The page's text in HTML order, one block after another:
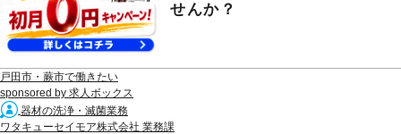
せんか？
戸田市・蕨市で働きたい
sponsored by 求人ボックス
器材の洗浄・滅菌業務
ワタキューセイモア株式会社 業務課